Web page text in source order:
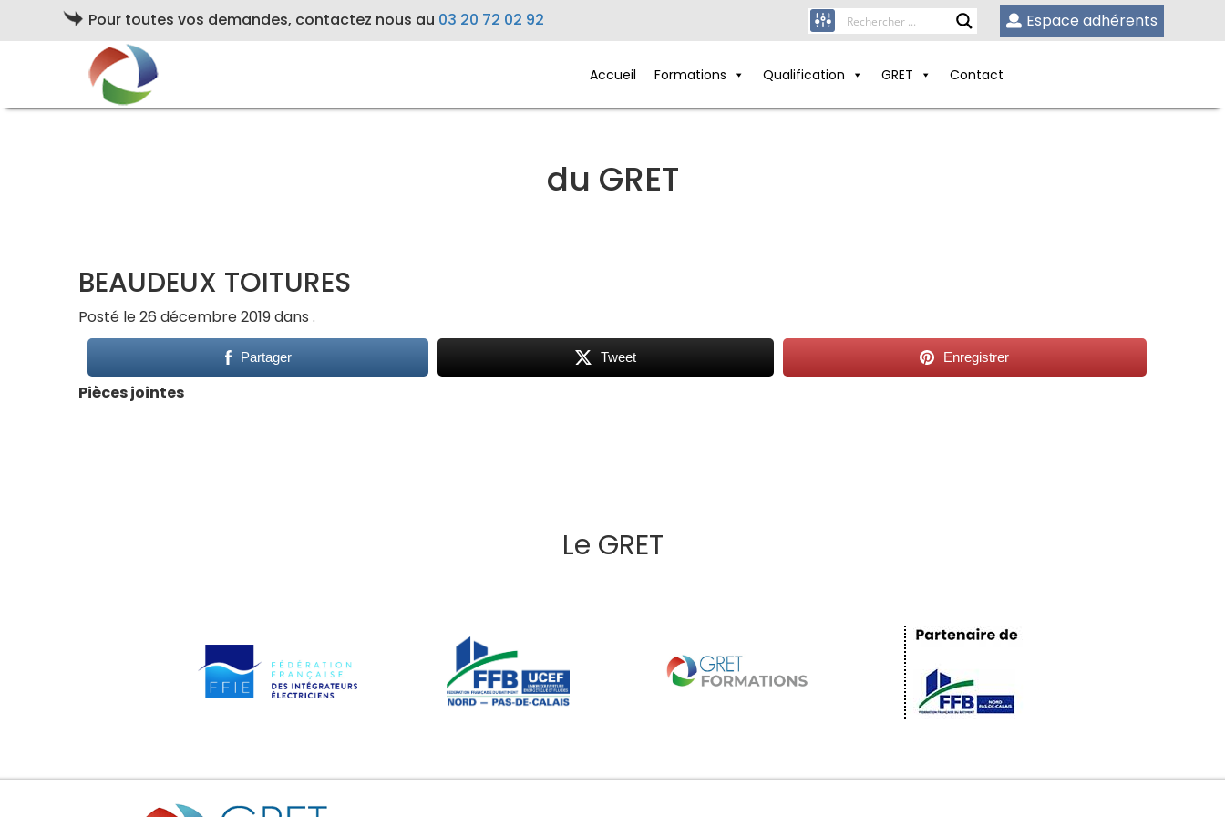
Pour toutes vos demandes, contactez nous au 03 20 72 02 92 Espace adhérents
Accueil Formations Qualification GRET Contact
du GRET
BEAUDEUX TOITURES
Posté le 26 décembre 2019 dans .
Partager Tweet Enregistrer
Pièces jointes
Le GRET